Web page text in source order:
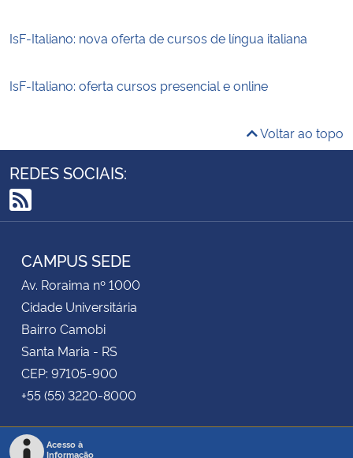
IsF-Italiano: nova oferta de cursos de língua italiana
IsF-Italiano: oferta cursos presencial e online
Voltar ao topo
REDES SOCIAIS:
RSS
CAMPUS SEDE
Av. Roraima nº 1000
Cidade Universitária
Bairro Camobi
Santa Maria - RS
CEP: 97105-900
+55 (55) 3220-8000
Acesso à
Informação